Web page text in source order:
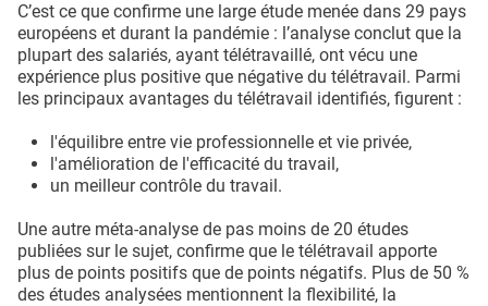
C’est ce que confirme une large étude menée dans 29 pays
européens et durant la pandémie : l’analyse conclut que la
plupart des salariés, ayant télétravaillé, ont vécu une
expérience plus positive que négative du télétravail. Parmi
les principaux avantages du télétravail identifiés, figurent :
l'équilibre entre vie professionnelle et vie privée,
l'amélioration de l'efficacité du travail,
un meilleur contrôle du travail.
Une autre méta-analyse de pas moins de 20 études
publiées sur le sujet, confirme que le télétravail apporte
plus de points positifs que de points négatifs. Plus de 50 %
des études analysées mentionnent la flexibilité, la